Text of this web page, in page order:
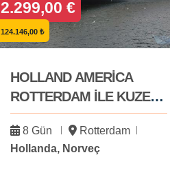
2.299,00 €
124.146,00 ₺
HOLLAND AMERİCA
ROTTERDAM İLE KUZEY
AVRUPA VE FİYORTLAR
09 AĞUSTOS
8 Gün
Rotterdam
Hollanda, Norveç